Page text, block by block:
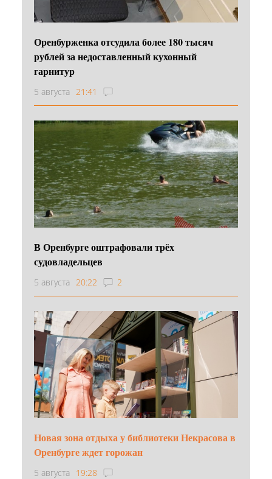
Оренбурженка отсудила более 180 тысяч
рублей за недоставленный кухонный
гарнитур
5 августа 21:41
В Оренбурге оштрафовали трёх
судовладельцев
5 августа 20:22 2
Новая зона отдыха у библиотеки Некрасова в
Оренбурге ждет горожан
5 августа 19:28